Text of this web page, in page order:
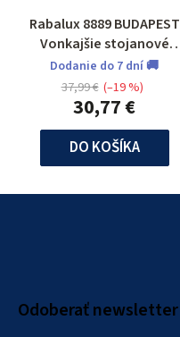
Rabalux 8889 BUDAPEST
Vonkajšie stojanové
svietidlo
Dodanie do 7 dní 🚚
30,77 €
37,99 € (–19 %)
DO KOŠÍKA
Odoberať newsletter